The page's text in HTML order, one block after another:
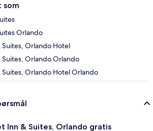
som
Orlando
Orlando Hotel
Suites, Orlando Orlando
Suites, Orlando Hotel Orlando
Inn & Suites, Orlando gratis